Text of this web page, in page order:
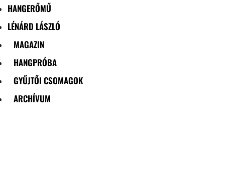
HANGERŐMŰ
LÉNÁRD LÁSZLÓ
MAGAZIN
HANGPRÓBA
GYŰJTŐI CSOMAGOK
ARCHÍVUM